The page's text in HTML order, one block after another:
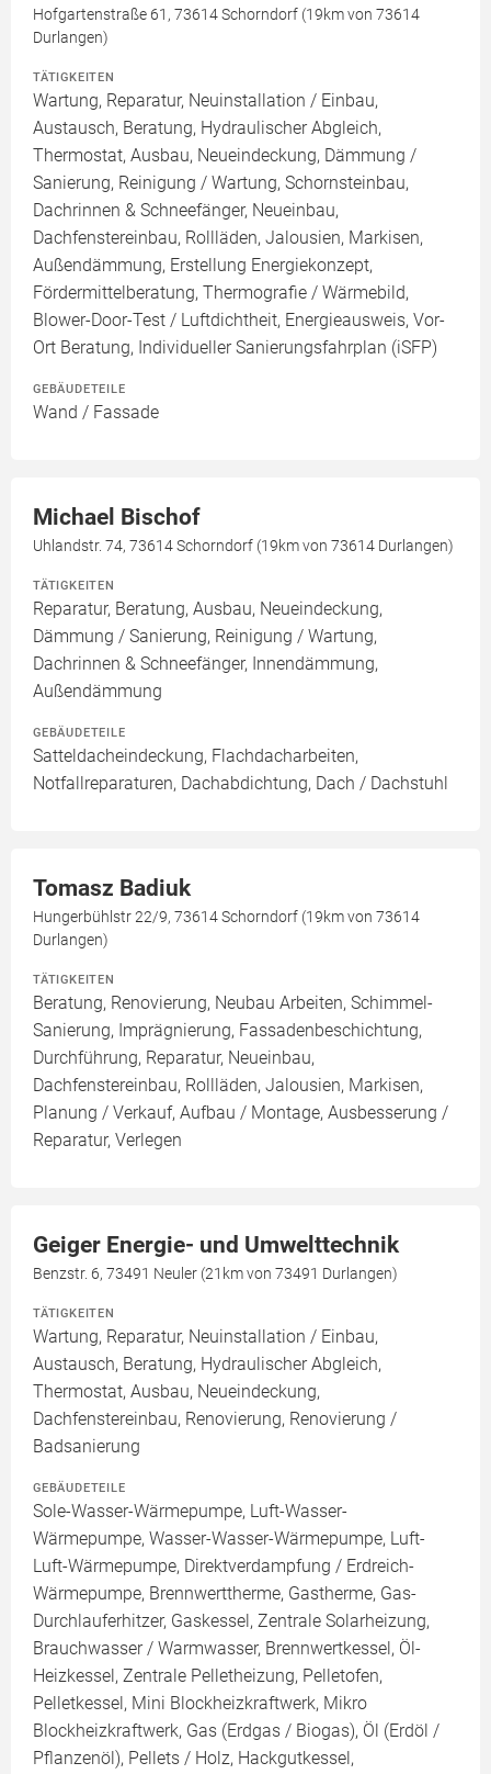
Hofgartenstraße 61, 73614 Schorndorf (19km von 73614
Durlangen)
TÄTIGKEITEN
Wartung, Reparatur, Neuinstallation / Einbau,
Austausch, Beratung, Hydraulischer Abgleich,
Thermostat, Ausbau, Neueindeckung, Dämmung /
Sanierung, Reinigung / Wartung, Schornsteinbau,
Dachrinnen & Schneefänger, Neueinbau,
Dachfenstereinbau, Rollläden, Jalousien, Markisen,
Außendämmung, Erstellung Energiekonzept,
Fördermittelberatung, Thermografie / Wärmebild,
Blower-Door-Test / Luftdichtheit, Energieausweis, Vor-
Ort Beratung, Individueller Sanierungsfahrplan (iSFP)
GEBÄUDETEILE
Wand / Fassade
Michael Bischof
Uhlandstr. 74, 73614 Schorndorf (19km von 73614 Durlangen)
TÄTIGKEITEN
Reparatur, Beratung, Ausbau, Neueindeckung,
Dämmung / Sanierung, Reinigung / Wartung,
Dachrinnen & Schneefänger, Innendämmung,
Außendämmung
GEBÄUDETEILE
Satteldacheindeckung, Flachdacharbeiten,
Notfallreparaturen, Dachabdichtung, Dach / Dachstuhl
Tomasz Badiuk
Hungerbühlstr 22/9, 73614 Schorndorf (19km von 73614
Durlangen)
TÄTIGKEITEN
Beratung, Renovierung, Neubau Arbeiten, Schimmel-
Sanierung, Imprägnierung, Fassadenbeschichtung,
Durchführung, Reparatur, Neueinbau,
Dachfenstereinbau, Rollläden, Jalousien, Markisen,
Planung / Verkauf, Aufbau / Montage, Ausbesserung /
Reparatur, Verlegen
Geiger Energie- und Umwelttechnik
Benzstr. 6, 73491 Neuler (21km von 73491 Durlangen)
TÄTIGKEITEN
Wartung, Reparatur, Neuinstallation / Einbau,
Austausch, Beratung, Hydraulischer Abgleich,
Thermostat, Ausbau, Neueindeckung,
Dachfenstereinbau, Renovierung, Renovierung /
Badsanierung
GEBÄUDETEILE
Sole-Wasser-Wärmepumpe, Luft-Wasser-
Wärmepumpe, Wasser-Wasser-Wärmepumpe, Luft-
Luft-Wärmepumpe, Direktverdampfung / Erdreich-
Wärmepumpe, Brennwerttherme, Gastherme, Gas-
Durchlauferhitzer, Gaskessel, Zentrale Solarheizung,
Brauchwasser / Warmwasser, Brennwertkessel, Öl-
Heizkessel, Zentrale Pelletheizung, Pelletofen,
Pelletkessel, Mini Blockheizkraftwerk, Mikro
Blockheizkraftwerk, Gas (Erdgas / Biogas), Öl (Erdöl /
Pflanzenöl), Pellets / Holz, Hackgutkessel,